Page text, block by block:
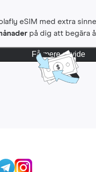
eSIM med extra
på dig att begära
Få mere at vide